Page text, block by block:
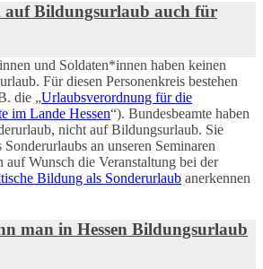
auf Bildungsurlaub auch für
und Soldaten*innen haben keinen
Für diesen Personenkreis bestehen
die „Urlaubsverordnung für die
im Lande Hessen“). Bundesbeamte haben
nicht auf Bildungsurlaub. Sie
an unseren Seminaren
Wunsch die Veranstaltung bei der
Bildung als Sonderurlaub anerkennen
man in Hessen Bildungsurlaub